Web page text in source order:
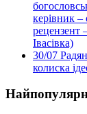
керівник –
рецензент
Івасівка)
30/07
колиска